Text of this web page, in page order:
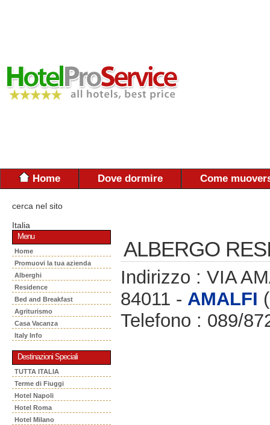
Home Dove dormire Come
cerca nel sito
Italia
Menu
Home
Promuovi la tua azienda
Alberghi
Residence
Bed and Breakfast
Agriturismo
Casa Vacanza
Italy Info
Destinazioni Speciali
TUTTA ITALIA
Terme di Fiuggi
Hotel Napoli
Hotel Roma
Hotel Milano
ALBERGO
Indirizzo : VIA
84011 - AMALFI
Telefono : 089/